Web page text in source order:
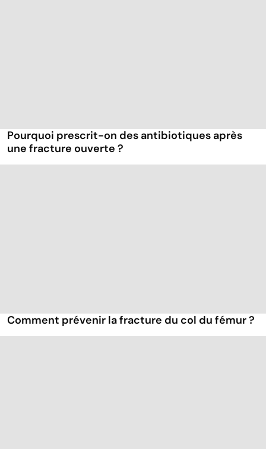
Pourquoi prescrit-on des antibiotiques après
une fracture ouverte ?
Comment prévenir la fracture du col du fémur ?